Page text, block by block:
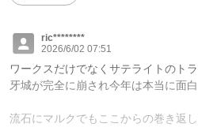
ric********
2026/6/02 07:51
ワークスだけでなくサテライトのト
牙城が完全に崩され今年は本当に面
流石にマルクでもここからの巻き返